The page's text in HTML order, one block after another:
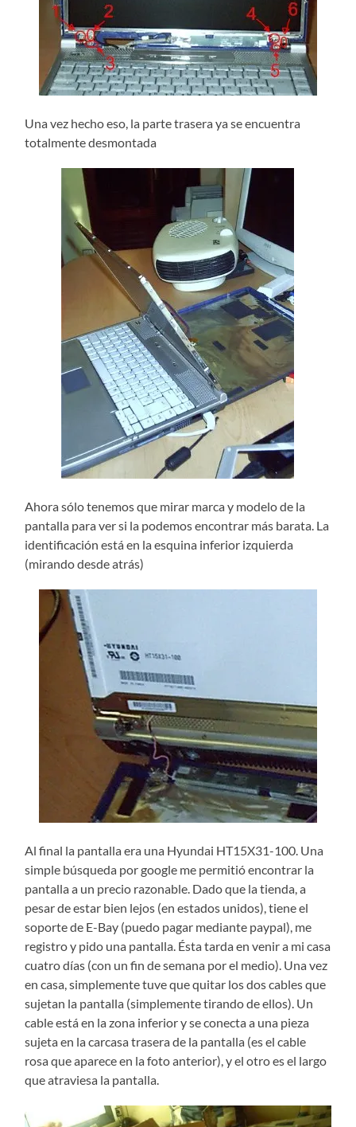
Una vez hecho eso, la parte trasera ya se encuentra
totalmente desmontada
Ahora sólo tenemos que mirar marca y modelo de la
pantalla para ver si la podemos encontrar más barata. La
identificación está en la esquina inferior izquierda
(mirando desde atrás)
Al final la pantalla era una Hyundai HT15X31-100. Una
simple búsqueda por google me permitió encontrar la
pantalla a un precio razonable. Dado que la tienda, a
pesar de estar bien lejos (en estados unidos), tiene el
soporte de E-Bay (puedo pagar mediante paypal), me
registro y pido una pantalla. Ésta tarda en venir a mi casa
cuatro días (con un fin de semana por el medio). Una vez
en casa, simplemente tuve que quitar los dos cables que
sujetan la pantalla (simplemente tirando de ellos). Un
cable está en la zona inferior y se conecta a una pieza
sujeta en la carcasa trasera de la pantalla (es el cable
rosa que aparece en la foto anterior), y el otro es el largo
que atraviesa la pantalla.